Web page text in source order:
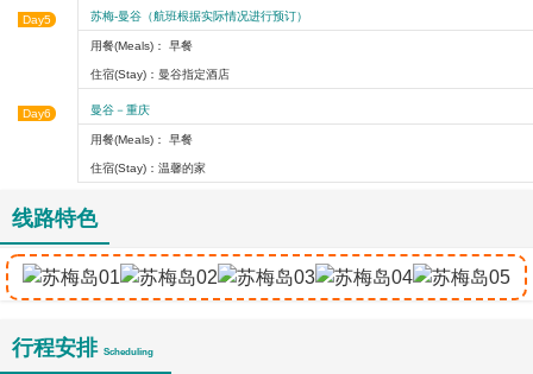
Day5 苏梅-曼谷（航班根据实际情况进行预订）
用餐(Meals)： 早餐
住宿(Stay)：曼谷指定酒店
Day6 曼谷－重庆
用餐(Meals)： 早餐
住宿(Stay)：温馨的家
线路特色
行程安排 Scheduling